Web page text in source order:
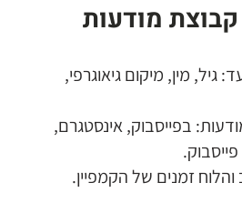
גיל, מין, מיקום גיאוגרפי,
בפייסבוק, אינסטגרם,
זמנים של הקמפיין.